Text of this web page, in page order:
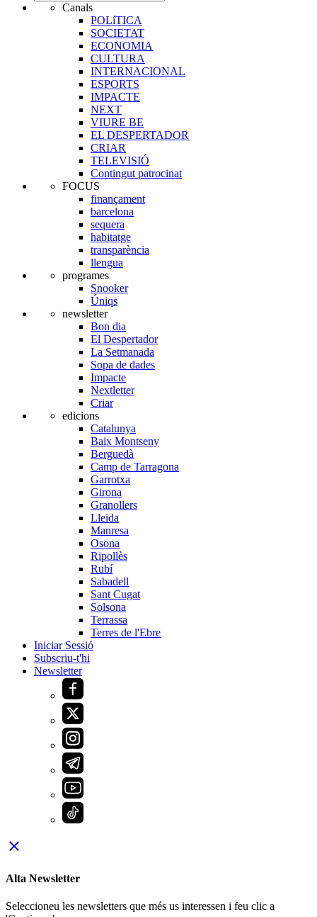
Canals
POLíTICA
SOCIETAT
ECONOMIA
CULTURA
INTERNACIONAL
ESPORTS
IMPACTE
NEXT
VIURE BE
EL DESPERTADOR
CRIAR
TELEVISIÓ
Contingut patrocinat
FOCUS
finançament
barcelona
sequera
habitatge
transparència
llengua
programes
Snooker
Úniqs
newsletter
Bon dia
El Despertador
La Setmanada
Sopa de dades
Impacte
Nextletter
Criar
edicions
Catalunya
Baix Montseny
Berguedà
Camp de Tarragona
Garrotxa
Girona
Granollers
Lleida
Manresa
Osona
Ripollès
Rubí
Sabadell
Sant Cugat
Solsona
Terrassa
Terres de l'Ebre
Iniciar Sessió
Subscriu-t'hi
Newsletter
close
Alta Newsletter
Seleccioneu les newsletters que més us interessen i feu clic a